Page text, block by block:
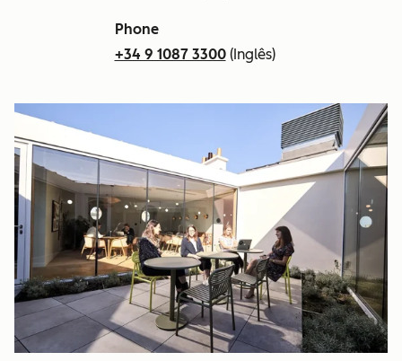
Phone
+34 9 1087 3300(Inglês)